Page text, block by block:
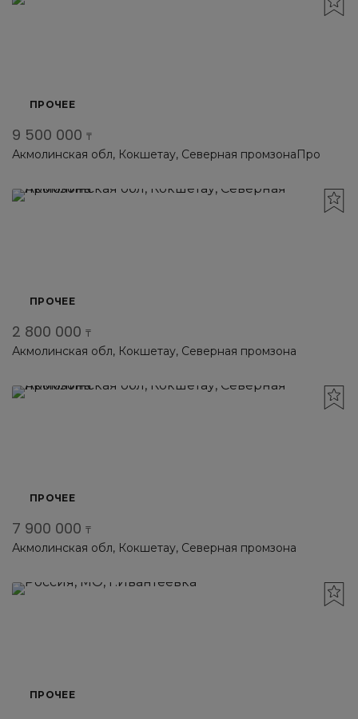
ПРОЧЕЕ
9 500 000 ₸
Акмолинская обл, Кокшетау, Северная промзонаПро
ПРОЧЕЕ
2 800 000 ₸
Акмолинская обл, Кокшетау, Северная промзона
ПРОЧЕЕ
7 900 000 ₸
Акмолинская обл, Кокшетау, Северная промзона
ПРОЧЕЕ